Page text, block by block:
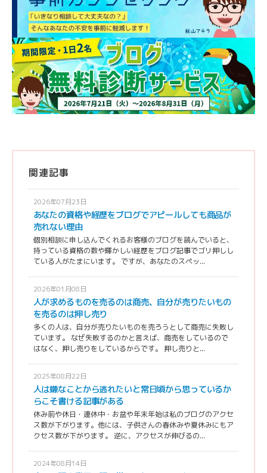
関連記事
2026年07月23日
あなたの資格や経歴をブログでアピールしても商品が
売れない理由
個別相談に申し込んでくれるお客様のブログを読んでいると、
持っている資格の数や輝かしい経歴をブログ記事でゴリ押しし
ている人がたまにいます。 ですが、あなたのスペッ...
2026年01月08日
人が求めるものを売るのは商売、自分が売りたいもの
を売るのは押し売り
多くの人は、自分が売りたいものを売ろうとして商売に失敗し
ています。 なぜ失敗するのかと言えば、商売をしているので
はなく、押し売りをしているからです。 押し売りと...
2025年08月22日
人は嫌なことから逃れたいと常日頃から思っているか
らこそ書ける記事がある
休み前や休日・連休中・お盆や年末年始は私のブログのアクセ
ス数が下がります。他には、子供さんの春休みや夏休みにもア
クセス数が下がります。 逆に、アクセスが伸びるの...
2024年08月14日